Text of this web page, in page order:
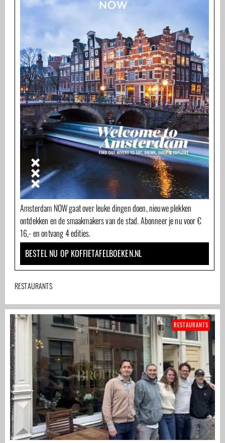
Amsterdam NOW gaat over leuke dingen doen, nieuwe plekken
ontdekken en de smaakmakers van de stad. Abonneer je nu voor €
16,- en ontvang 4 edities.
BESTEL NU OP KOFFIETAFELBOEKEN.NL
RESTAURANTS
RESTAURANTS